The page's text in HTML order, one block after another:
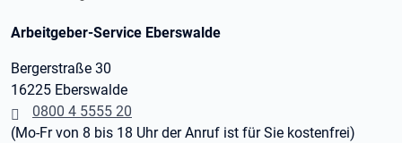
Arbeitgeber-Service Eberswalde
Bergerstraße 30
16225 Eberswalde
0800 4 5555 20
(Mo-Fr von 8 bis 18 Uhr der Anruf ist für Sie kostenfrei)